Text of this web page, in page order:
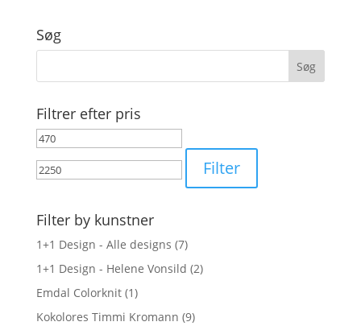
Søg
Filtrer efter pris
Mindste
Filter
Filter by kunstner
1+1 Design - Alle designs (7)
1+1 Design - Helene Vonsild (2)
Emdal Colorknit (1)
Kokolores Timmi Kromann (9)